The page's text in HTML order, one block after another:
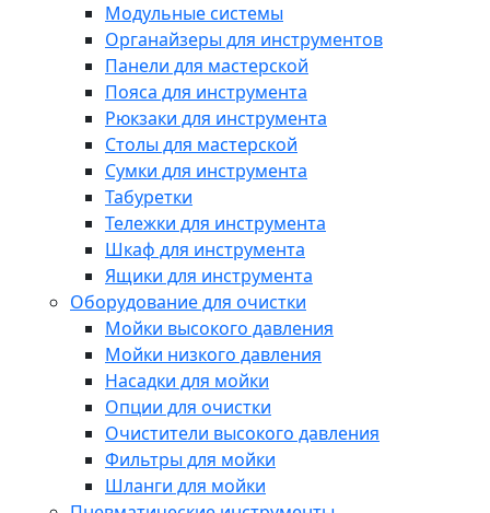
Модульные системы
Органайзеры для инструментов
Панели для мастерской
Пояса для инструмента
Рюкзаки для инструмента
Столы для мастерской
Сумки для инструмента
Табуретки
Тележки для инструмента
Шкаф для инструмента
Ящики для инструмента
Оборудование для очистки
Мойки высокого давления
Мойки низкого давления
Насадки для мойки
Опции для очистки
Очистители высокого давления
Фильтры для мойки
Шланги для мойки